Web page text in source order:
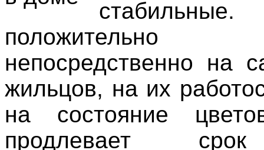
непосредственно на
жильцов, на их
на состояние
продлевает